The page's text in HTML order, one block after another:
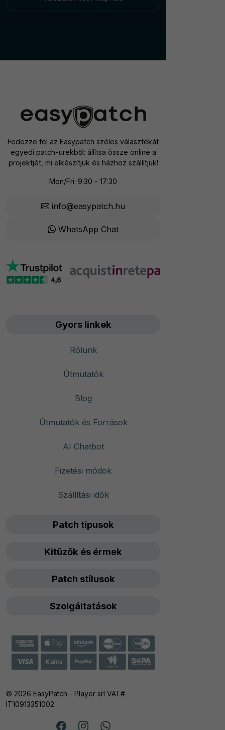
Fedezze fel az Easypatch széles választékát
egyedi patch-urekből: állítsa össze online a
projektjét, mi elkészítjük és házhoz szállítjuk!
Mon/Fri: 9:30 - 17:30
info@easypatch.hu
WhatsApp Chat
Gyors linkek
Rólunk
Útmutatók
Blog
Útmutatók és Források
AI Chatbot
Fizetési módok
Szállítási idők
Patch típusok
Kitűzők és érmek
Patch stílusok
Szolgáltatások
© 2026 EasyPatch - Player srl VAT#
IT10913351002